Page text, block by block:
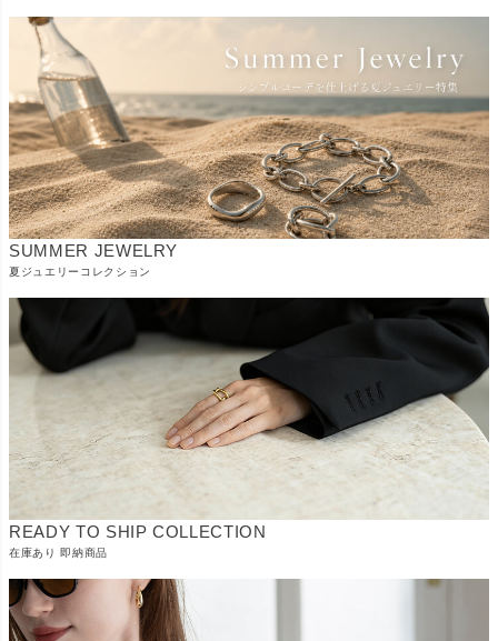
SUMMER JEWELRY
夏ジュエリーコレクション
READY TO SHIP COLLECTION
在庫あり 即納商品